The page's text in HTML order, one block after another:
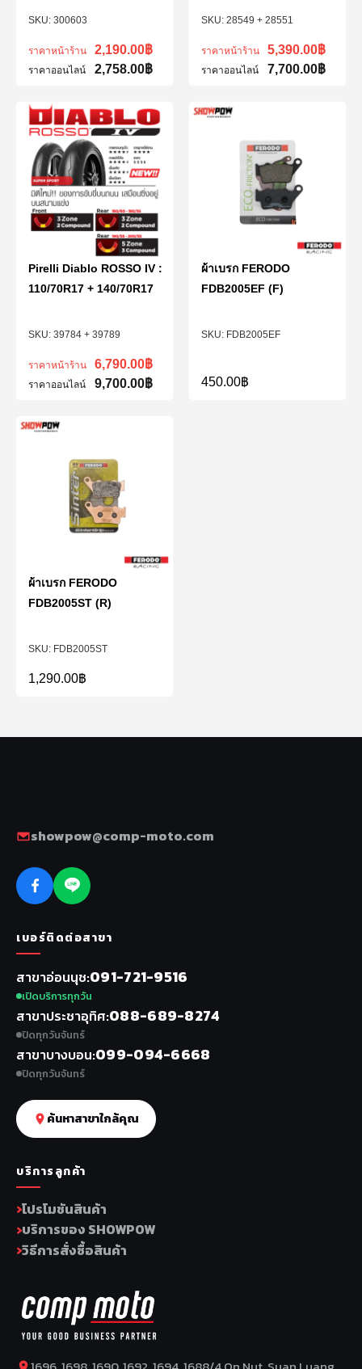
300603
ราคาหน้าร้าน 2,190.00฿
ราคาออนไลน์ 2,758.00฿
28549 + 28551
ราคาหน้าร้าน 5,390.00฿
ราคาออนไลน์ 7,700.00฿
39784 + 39789
Pirelli Diablo ROSSO IV :
110/70R17 + 140/70R17
ราคาหน้าร้าน 6,790.00฿
ราคาออนไลน์ 9,700.00฿
FDB2005EF
ผ้าเบรก FERODO
FDB2005EF (F)
450.00฿
FDB2005ST
ผ้าเบรก FERODO
FDB2005ST (R)
1,290.00฿
showpow@comp-moto.com
เบอร์ติดต่อสาขา
สาขาอ่อนนุช 091-721-9516
เปิดบริการทุกวัน
สาขาประชาอุทิศ 088-689-8274
ปิดทุกวันจันทร์
สาขาบางบอน 099-094-6668
ปิดทุกวันจันทร์
ค้นหาสาขาใกล้คุณ
บริการลูกค้า
โปรโมชันสินค้า
บริการของ SHOWPOW
วิธีการสั่งซื้อสินค้า